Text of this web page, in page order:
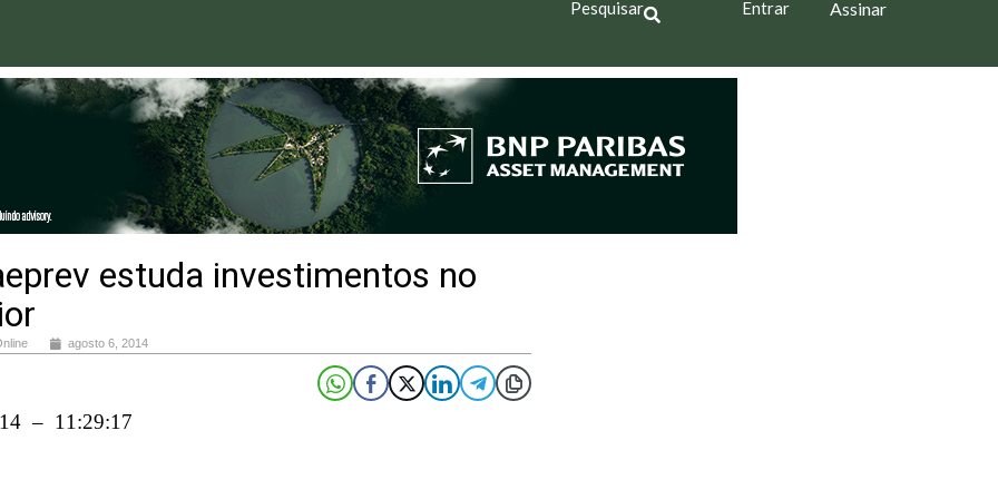
Pesquisar Entrar Assinar
estuda investimentos no
agosto 6, 2014
– 11:29:17